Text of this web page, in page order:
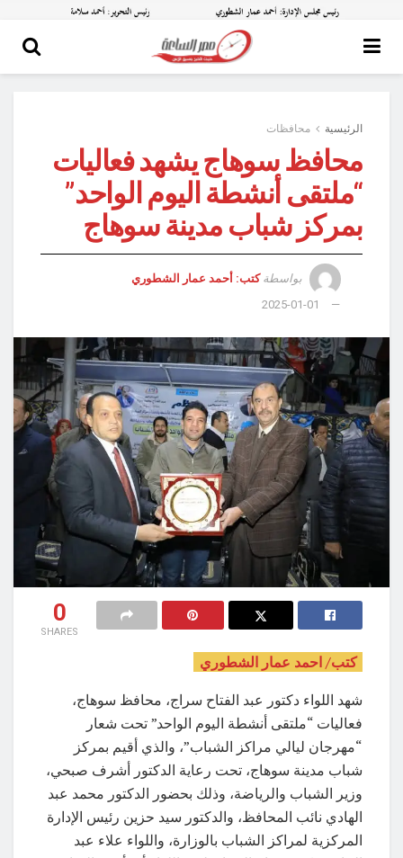
الرئيسية محافظات
محافظ سوهاج يشهد فعاليات
“ملتقى أنشطة اليوم الواحد”
بمركز شباب مدينة سوهاج
بواسطة كتب: أحمد عمار الشطوري
2025-01-01
0
SHARES
كتب/ احمد عمار الشطوري
شهد اللواء دكتور عبد الفتاح سراج، محافظ سوهاج،
فعاليات “ملتقى أنشطة اليوم الواحد” تحت شعار
“مهرجان ليالي مراكز الشباب”، والذي أقيم بمركز
شباب مدينة سوهاج، تحت رعاية الدكتور أشرف صبحي،
وزير الشباب والرياضة، وذلك بحضور الدكتور محمد عبد
الهادي نائب المحافظ، والدكتور سيد حزين رئيس الإدارة
المركزية لمراكز الشباب بالوزارة، واللواء علاء عبد